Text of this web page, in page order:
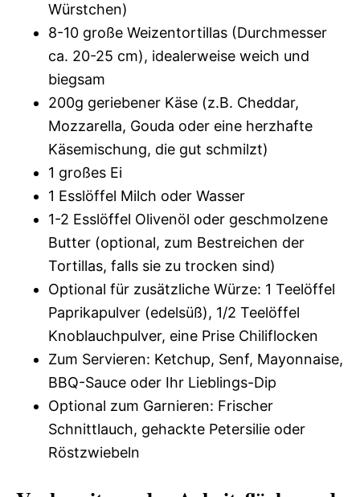
Würstchen)
8-10 große Weizentortillas (Durchmesser
ca. 20-25 cm), idealerweise weich und
biegsam
200g geriebener Käse (z.B. Cheddar,
Mozzarella, Gouda oder eine herzhafte
Käsemischung, die gut schmilzt)
1 großes Ei
1 Esslöffel Milch oder Wasser
1-2 Esslöffel Olivenöl oder geschmolzene
Butter (optional, zum Bestreichen der
Tortillas, falls sie zu trocken sind)
Optional für zusätzliche Würze: 1 Teelöffel
Paprikapulver (edelsüß), 1/2 Teelöffel
Knoblauchpulver, eine Prise Chiliflocken
Zum Servieren: Ketchup, Senf, Mayonnaise,
BBQ-Sauce oder Ihr Lieblings-Dip
Optional zum Garnieren: Frischer
Schnittlauch, gehackte Petersilie oder
Röstzwiebeln